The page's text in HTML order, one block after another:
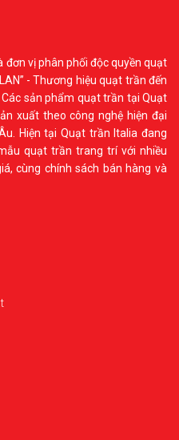
đơn vị phân phối độc quyền quạt
- Thương hiệu quạt trần đến
sản phẩm quạt trần tại Quạt
xuất theo công nghệ hiện đại
Hiện tại Quạt trần Italia đang
quạt trần trang trí với nhiều
cùng chính sách bán hàng và